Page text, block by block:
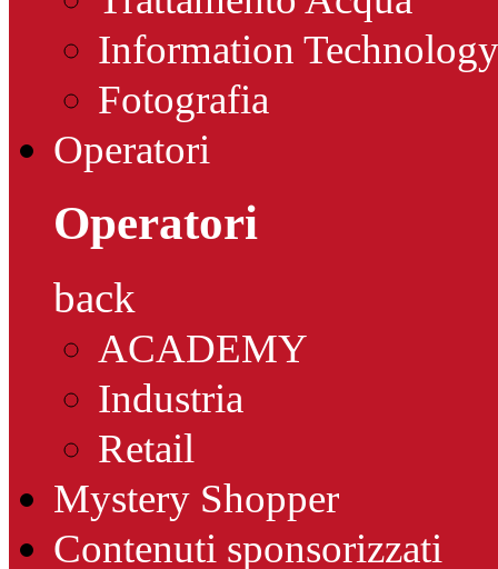
Information Technology
Fotografia
Operatori
Operatori
back
ACADEMY
Industria
Retail
Mystery Shopper
Contenuti sponsorizzati